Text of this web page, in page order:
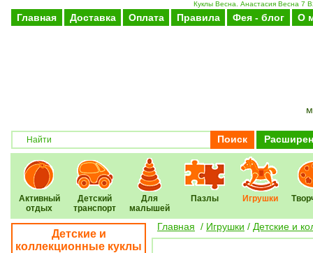
Куклы Весна. Анастасия Весна 7
Главная Доставка Оплата Правила Фея - блог О
Поиск
Активный
отдых
Детский
транспорт
Для
малышей
Пазлы Игрушки
Детские и
коллекционные куклы
Главная / Игрушки / Детские и